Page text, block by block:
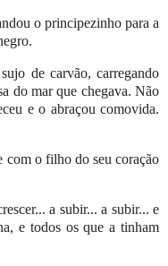
o principezinho para a
de carvão, carregando
do mar que chegava. Não
e o abraçou comovida.
com o filho do seu coração
a subir... a subir... e
e todos os que a tinham